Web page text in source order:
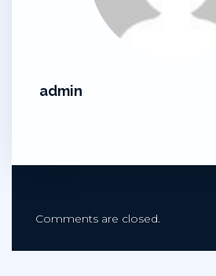
admin
Comments are closed.